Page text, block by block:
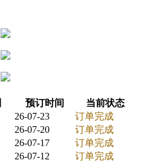
预订时间
当前状态
26-07-23
订单完成
26-07-20
订单完成
26-07-17
订单完成
26-07-12
订单完成